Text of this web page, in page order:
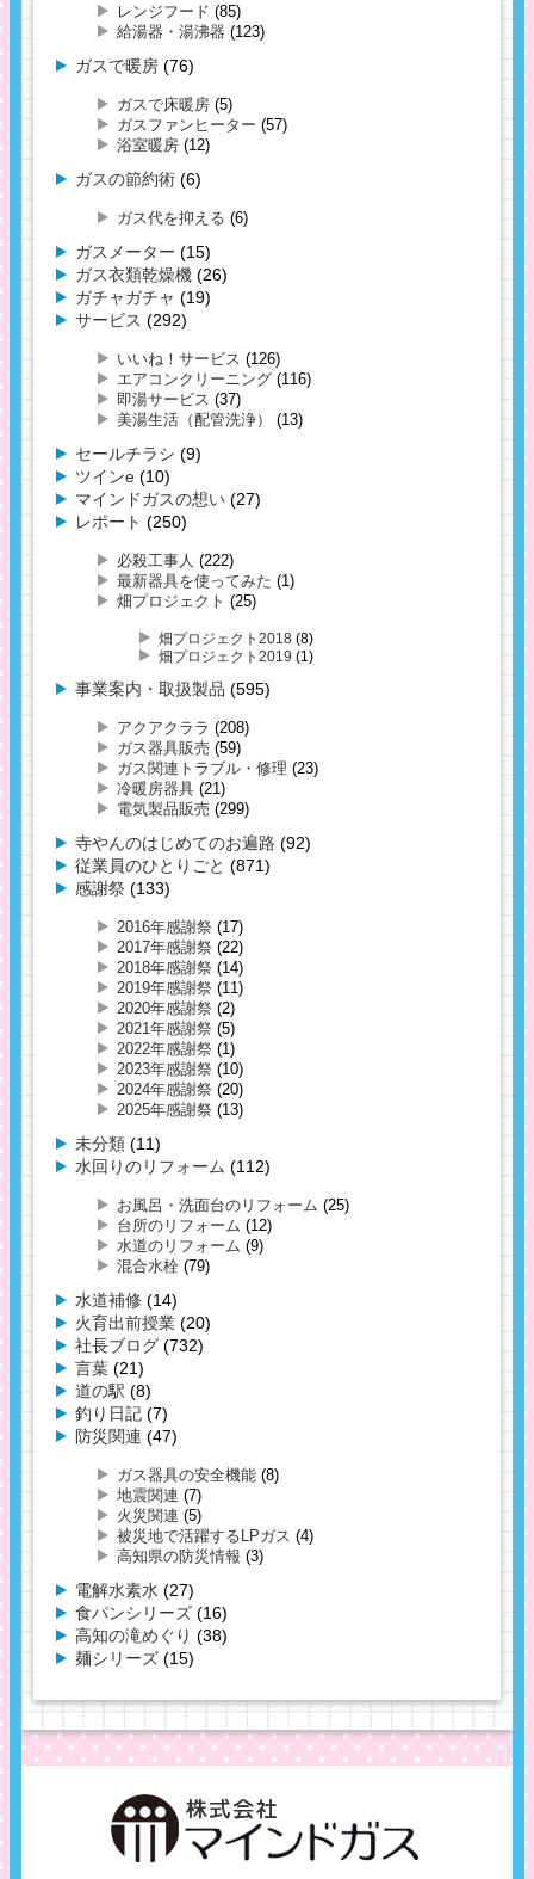
レンジフード (85)
給湯器・湯沸器 (123)
ガスで暖房 (76)
ガスで床暖房 (5)
ガスファンヒーター (57)
浴室暖房 (12)
ガスの節約術 (6)
ガス代を抑える (6)
ガスメーター (15)
ガス衣類乾燥機 (26)
ガチャガチャ (19)
サービス (292)
いいね！サービス (126)
エアコンクリーニング (116)
即湯サービス (37)
美湯生活（配管洗浄）
(13)
セールチラシ (9)
ツインe (10)
マインドガスの想い (27)
レポート (250)
必殺工事人 (222)
最新器具を使ってみた (1)
畑プロジェクト (25)
畑プロジェクト2018 (8)
畑プロジェクト2019 (1)
事業案内・取扱製品 (595)
アクアクララ (208)
ガス器具販売 (59)
ガス関連トラブル・修理 (23)
冷暖房器具 (21)
電気製品販売 (299)
寺やんのはじめてのお遍路 (92)
従業員のひとりごと (871)
感謝祭 (133)
2016年感謝祭 (17)
2017年感謝祭 (22)
2018年感謝祭 (14)
2019年感謝祭 (11)
2020年感謝祭 (2)
2021年感謝祭 (5)
2022年感謝祭 (1)
2023年感謝祭 (10)
2024年感謝祭 (20)
2025年感謝祭 (13)
未分類 (11)
水回りのリフォーム (112)
お風呂・洗面台のリフォーム (25)
台所のリフォーム (12)
水道のリフォーム (9)
混合水栓 (79)
水道補修 (14)
火育出前授業 (20)
社長ブログ (732)
言葉 (21)
道の駅 (8)
釣り日記 (7)
防災関連 (47)
ガス器具の安全機能 (8)
地震関連 (7)
火災関連 (5)
被災地で活躍するLPガス (4)
高知県の防災情報 (3)
電解水素水 (27)
食パンシリーズ (16)
高知の滝めぐり (38)
麺シリーズ (15)